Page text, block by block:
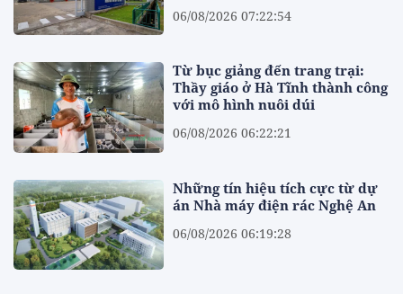
06/08/2026 07:22:54
Từ bục giảng đến trang trại:
Thầy giáo ở Hà Tĩnh thành công
với mô hình nuôi dúi
06/08/2026 06:22:21
Những tín hiệu tích cực từ dự
án Nhà máy điện rác Nghệ An
06/08/2026 06:19:28